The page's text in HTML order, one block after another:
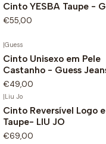
Cinto YESBA Taupe -
€55,00
|Guess
Cinto Unisexo em Pele
Castanho - Guess
€49,00
|Liu Jo
Cinto Reversível Logo e
Taupe- LIU JO
€69,00